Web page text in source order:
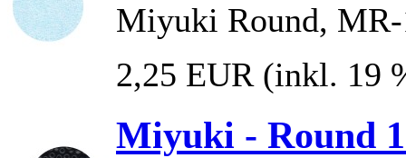
Miyuki Round, MR-
2,25 EUR (inkl. 19
Miyuki - Round